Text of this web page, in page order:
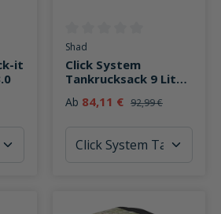
von 0 von 5 Sternen
it
Durchschnittliche Bewertung
Shad
Click System
Tankrucksack 9 Liter
Ab 84,11 € 92,99 €